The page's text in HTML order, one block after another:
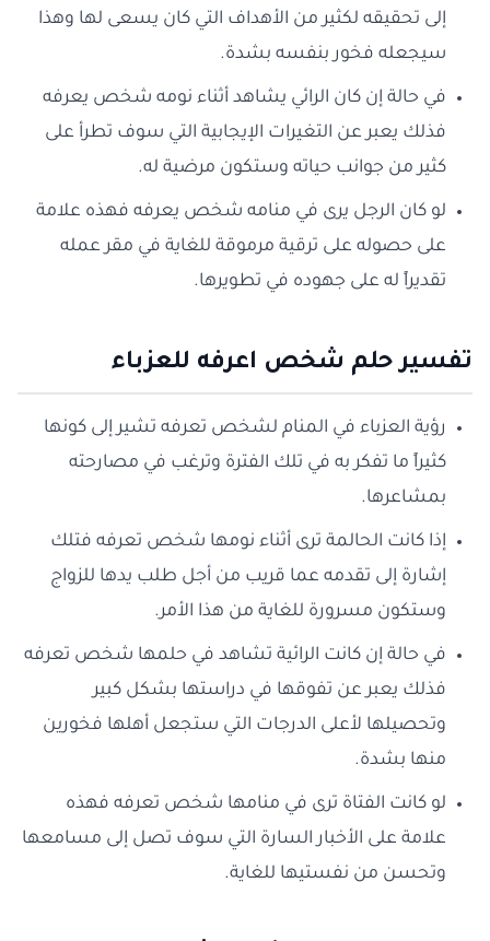
إلى تحقيقه لكثير من الأهداف التي كان يسعى لها وهذا
سيجعله فخور بنفسه بشدة.
في حالة إن كان الرائي يشاهد أثناء نومه شخص يعرفه
فذلك يعبر عن التغيرات الإيجابية التي سوف تطرأ على
كثير من جوانب حياته وستكون مرضية له.
لو كان الرجل يرى في منامه شخص يعرفه فهذه علامة
على حصوله على ترقية مرموقة للغاية في مقر عمله
تقديراً له على جهوده في تطويرها.
تفسير حلم شخص اعرفه للعزباء
رؤية العزباء في المنام لشخص تعرفه تشير إلى كونها
كثيراً ما تفكر به في تلك الفترة وترغب في مصارحته
بمشاعرها.
إذا كانت الحالمة ترى أثناء نومها شخص تعرفه فتلك
إشارة إلى تقدمه عما قريب من أجل طلب يدها للزواج
وستكون مسرورة للغاية من هذا الأمر.
في حالة إن كانت الرائية تشاهد في حلمها شخص تعرفه
فذلك يعبر عن تفوقها في دراستها بشكل كبير
وتحصيلها لأعلى الدرجات التي ستجعل أهلها فخورين
منها بشدة.
لو كانت الفتاة ترى في منامها شخص تعرفه فهذه
علامة على الأخبار السارة التي سوف تصل إلى مسامعها
وتحسن من نفستيها للغاية.